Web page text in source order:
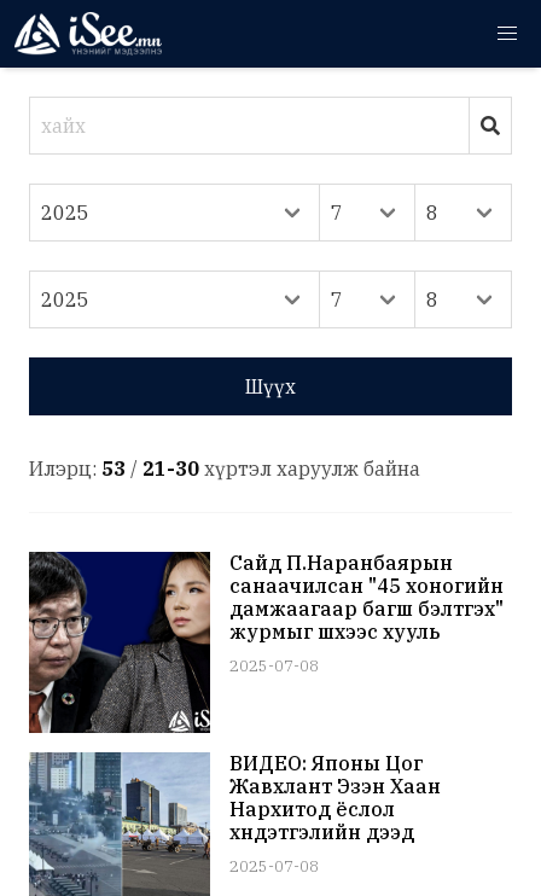
Шүүх
Илэрц: 53 / 21-30 хүртэл харуулж байна
Сайд П.Наранбаярын
санаачилсан "45 хоногийн
дамжаагаар багш бэлтгэх"
журмыг шүүхээс хууль
зөрчсөн гэж үзжээ
2025-07-08
ВИДЕО: Японы Цог
Жавхлант Эзэн Хаан
Нарүхитод ёслол
хүндэтгэлийн дээд
хэлбэрийг үзүүлж, их буугаар
ёслолын буудлага хийлээ
2025-07-08